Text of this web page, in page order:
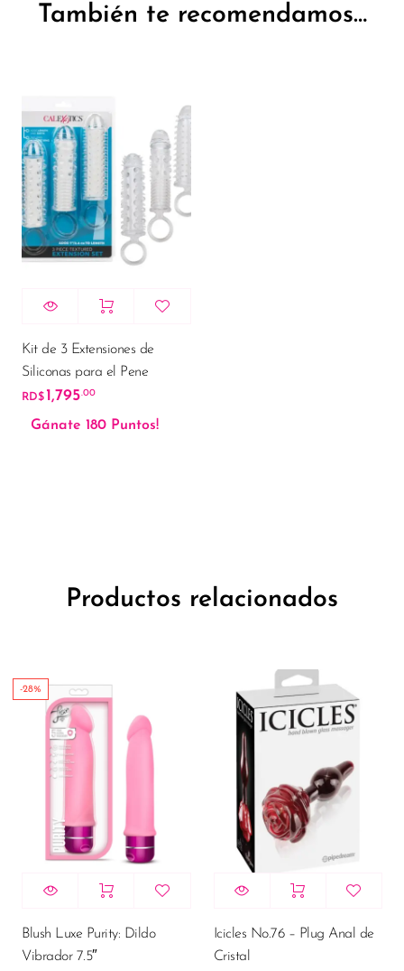
También te recomendamos…
Kit de 3 Extensiones de
Siliconas para el Pene
RD$ 1,795.00
Gánate 180 Puntos!
Productos relacionados
-28%
Blush Luxe Purity: Dildo
Vibrador 7.5″
Icicles No.76 – Plug Anal de
Cristal